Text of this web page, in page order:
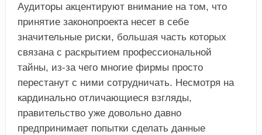
Аудиторы акцентируют внимание на том, что
принятие законопроекта несет в себе
значительные риски, большая часть которых
связана с раскрытием профессиональной
тайны, из-за чего многие фирмы просто
перестанут с ними сотрудничать. Несмотря на
кардинально отличающиеся взгляды,
правительство уже довольно давно
предпринимает попытки сделать данные